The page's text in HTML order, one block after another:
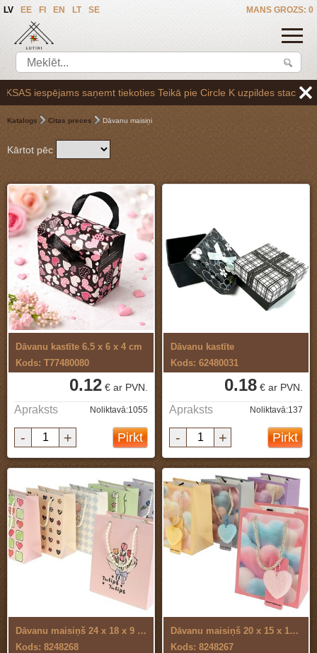
MANS GROZS: 0
LV EE FI EN LT SE
saņemt tiekoties Teikā pie Circle K uzpildes stacijas Brīvības
Katalogs Citas preces Dāvanu maisiņi
Kārtot pēc
Dāvanu kastīte 6.5 x 6 x 4 cm
Kods: T77480080
0.12 € ar PVN.
Apraksts Noliktavā:1055
- + Pirkt
Dāvanu kastīte
Kods: 62480031
0.18 € ar PVN.
Apraksts Noliktavā:137
- + Pirkt
Dāvanu maisiņš 24 x 18 x 9 cm
Kods: 8248268
Dāvanu maisiņš 20 x 15 x 10 cm
Kods: 8248267